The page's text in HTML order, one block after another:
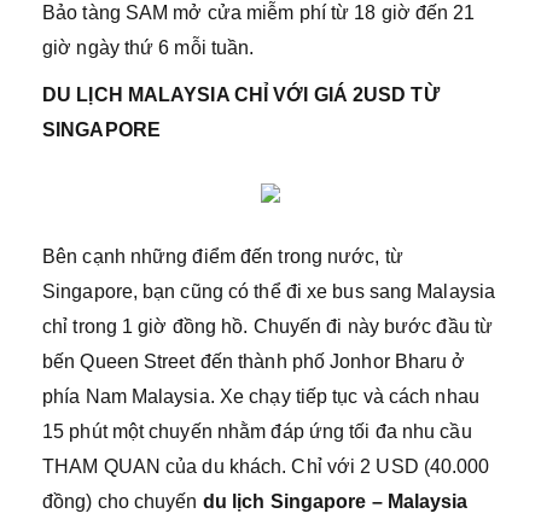
Bảo tàng SAM mở cửa miễm phí từ 18 giờ đến 21
giờ ngày thứ 6 mỗi tuần.
DU LỊCH MALAYSIA CHỈ VỚI GIÁ 2USD TỪ
SINGAPORE
Bên cạnh những điểm đến trong nước, từ
Singapore, bạn cũng có thể đi xe bus sang Malaysia
chỉ trong 1 giờ đồng hồ. Chuyến đi này bước đầu từ
bến Queen Street đến thành phố Jonhor Bharu ở
phía Nam Malaysia. Xe chạy tiếp tục và cách nhau
15 phút một chuyến nhằm đáp ứng tối đa nhu cầu
THAM QUAN của du khách. Chỉ với 2 USD (40.000
đồng) cho chuyến du lịch Singapore – Malaysia